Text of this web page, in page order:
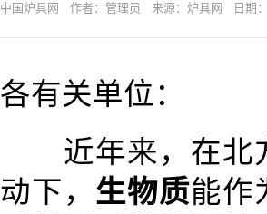
中国炉具网 作者：管理员 来源：炉具网 日期
各有关单位：
近年来，在北
动下， 生物质能作